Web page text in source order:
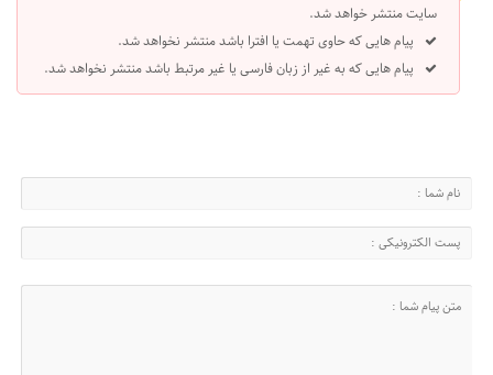
سایت منتشر خواهد شد.
پیام هایی که حاوی تهمت یا افترا باشد منتشر نخواهد شد.
پیام هایی که به غیر از زبان فارسی یا غیر مرتبط باشد منتشر نخواهد شد.